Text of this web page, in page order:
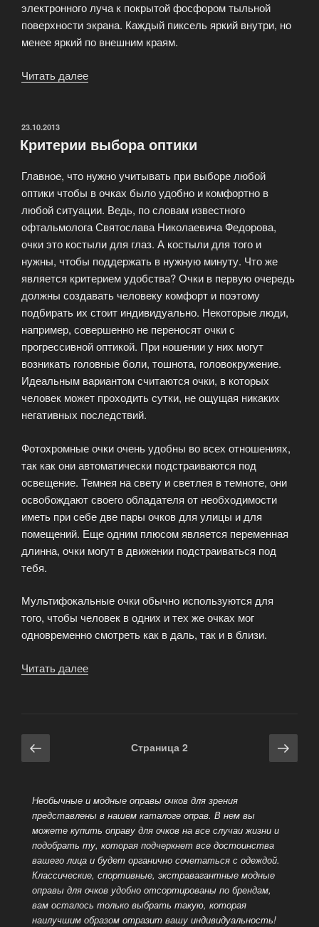
электронного луча к покрытой фосфором тыльной
поверхности экрана. Каждый пиксель яркий внутри, но
менее яркий по внешним краям.
Читать далее
компьютерные
ОПУБЛИКОВАНО
23.10.2013
Критерии выбора оптики
Главное, что нужно учитывать при выборе любой
оптики чтобы в очках было удобно и комфортно в
любой ситуации. Ведь, по словам известного
офтальмолога Святослава Николаевича Федорова,
очки это костыли для глаз. А костыли для того и
нужны, чтобы поддержать в нужную минуту. Что же
является критерием удобства? Очки в первую очередь
должны создавать человеку комфорт и поэтому
подбирать их стоит индивидуально. Некоторые люди,
например, совершенно не переносят очки с
прогрессивной оптикой. При ношении у них могут
возникать головные боли, тошнота, головокружение.
Идеальным вариантом считаются очки, в которых
человек может проходить сутки, не ощущая никаких
негативных последствий.
Фотохромные очки очень удобны во всех отношениях,
так как они автоматически подстраиваются под
освещение. Темнея на свету и светлея в темноте, они
освобождают своего обладателя от необходимости
иметь при себе две пары очков для улицы и для
помещений. Еще одним плюсом является переменная
длинна, очки могут в движении подстраиваться под
тебя.
Мультифокальные очки обычно используются для
того, чтобы человек в одних и тех же очках мог
одновременно смотреть как в даль, так и в близи.
Читать далее
Навигация
по
Предыдущая
страница
Страница 2
Необычные и модные оправы очков для зрения
представлены в нашем каталоге оправ. В нем вы
можете купить оправу для очков на все случаи жизни и
подобрать ту, которая подчеркнет все достоинства
вашего лица и будет органично сочетаться с одеждой.
Классические, спортивные, экстравагантные модные
оправы для очков удобно отсортированы по брендам,
вам осталось только выбрать такую, которая
наилучшим образом отразит вашу индивидуальность!